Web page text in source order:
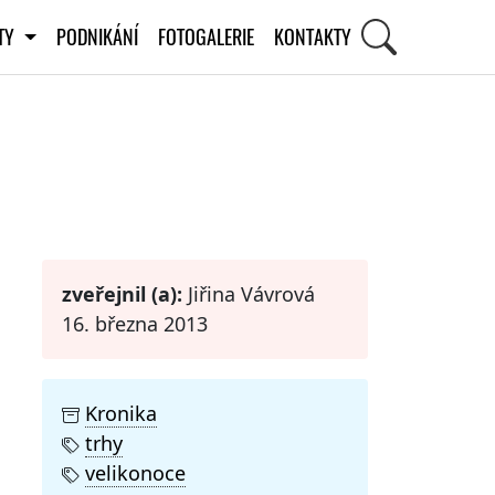
PODNIKÁNÍ FOTOGALERIE KONTAKTY
zveřejnil (a): Jiřina Vávrová
16. března 2013
Kronika
trhy
velikonoce